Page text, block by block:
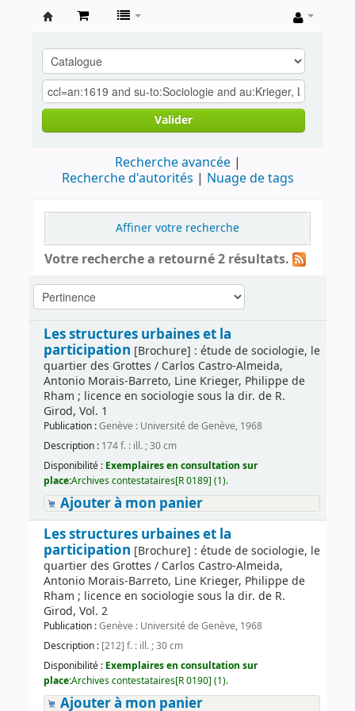
contestataires
Valider
Recherche avancée
Recherche d'autorités
Nuage de tags
Affiner votre recherche
Votre recherche a retourné 2 résultats.
Les structures urbaines et la
participation [Brochure] : étude de sociologie, le
quartier des Grottes / Carlos Castro-Almeida,
Antonio Morais-Barreto, Line Krieger, Philippe de
Rham ; licence en sociologie sous la dir. de R.
Girod, Vol. 1
Publication :Genève : Université de Genève, 1968
Description : 174 f. : ill. ; 30 cm
Disponibilité : Exemplaires en consultation sur
place:Archives contestataires[R 0189] (1).
Ajouter à mon panier
Les structures urbaines et la
participation [Brochure] : étude de sociologie, le
quartier des Grottes / Carlos Castro-Almeida,
Antonio Morais-Barreto, Line Krieger, Philippe de
Rham ; licence en sociologie sous la dir. de R.
Girod, Vol. 2
Publication :Genève : Université de Genève, 1968
Description : [212] f. : ill. ; 30 cm
Disponibilité : Exemplaires en consultation sur
place:Archives contestataires[R 0190] (1).
Ajouter à mon panier